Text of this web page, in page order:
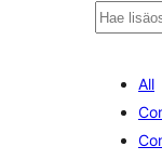
Etsi
All